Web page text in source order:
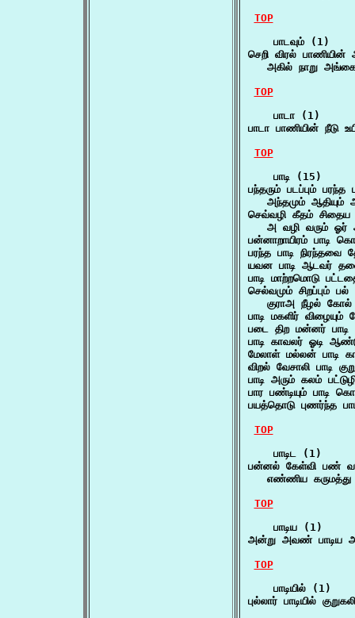
TOP
    பாடவும் (1)
செறி விரல் பாணியின்
அகில் நாறு
TOP
    பாடா (1)
பாடா பாணியின் நீடு
TOP
    பாடி (15)
பந்தரும் படப்பும் பரந்த
அந்தமும் ஆதியும்
செவ்வழி கீதம் சிதைய
அ வழி வரும்
பன்னாறாயிரம் பாடி
பரந்த பாடி
யவன பாடி ஆடவர்
பாடி மாற்றமொடு
செல்வமும் சிறப்பும்
குராஅ நீழல்
பாடி மகளிர்
படை திற மன்னர்
பாடி காவலர் ஓடி
மேலாள் மல்லன் பாடி
விறல் வேசாலி பாடி
பாடி அரும் கலம்
பார பண்டியும் பாடி
பயத்தொடு புணர்ந்த
TOP
    பாடிட (1)
பன்னல் கேள்வி பண் வர
எண்ணிய
TOP
    பாடிய (1)
அன்று அவண் பாடிய
TOP
    பாடியில் (1)
புல்லார் பாடியில்